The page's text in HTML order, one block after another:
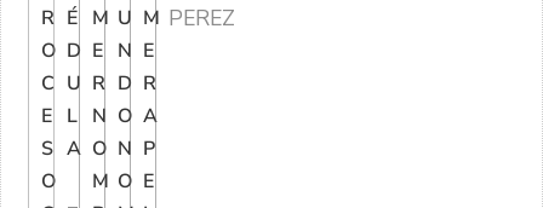
R
O
C
E
S
O
É
D
U
L
A
M
E
R
N
O
M
U
N
D
O
N
O
M
E
R
A
P
E
PEREZ